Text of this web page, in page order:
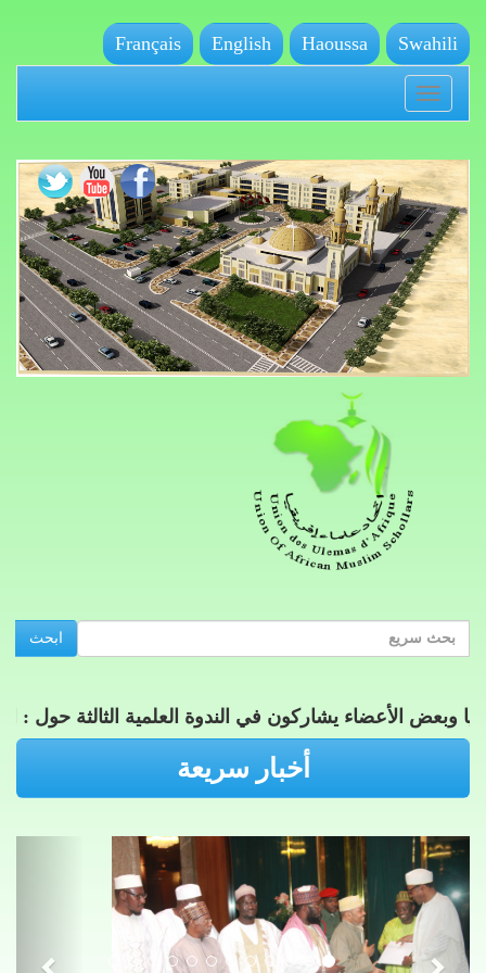
Swahili
Haoussa
English
Français
Toggle
ابحث
الأعضاء يشاركون في الندوة العلمية الثالثة حول :
أخبار سريعة